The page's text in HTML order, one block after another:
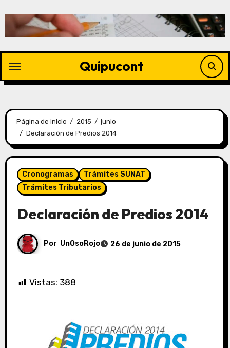
Quipucont
Página de inicio 2015
junio
Declaración de Predios 2014
Cronogramas
Trámites SUNAT
Trámites Tributarios
Declaración de Predios 2014
Por UnOsoRojo 26 de junio de 2015
Vistas: 388